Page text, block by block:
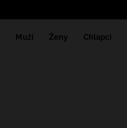
Muži Ženy Chlapci